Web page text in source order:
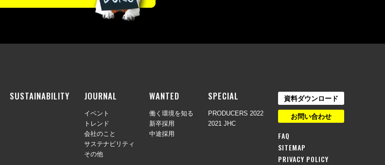
SUSTAINABILITY JOURNAL
イベント
トレンド
会社のこと
サステナビリティ
その他
WANTED
働く環境を知る
新卒採用
中途採用
SPECIAL
PRODUCERS 2022
2021 JHC
資料ダウンロード
お問い合わせ
FAQ
SITEMAP
PRIVACY POLICY